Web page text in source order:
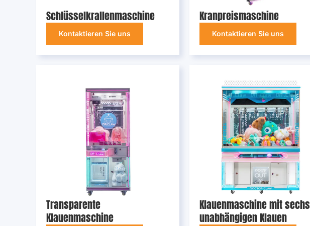
Schlüsselkrallenmaschine
Kontaktieren Sie uns
Kranpreismaschine
Kontaktieren Sie uns
Transparente
Klauenmaschine
Klauenmaschine mit sechs
unabhängigen Klauen